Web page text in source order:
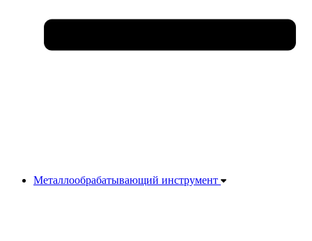
Металлообрабатывающий инструмент